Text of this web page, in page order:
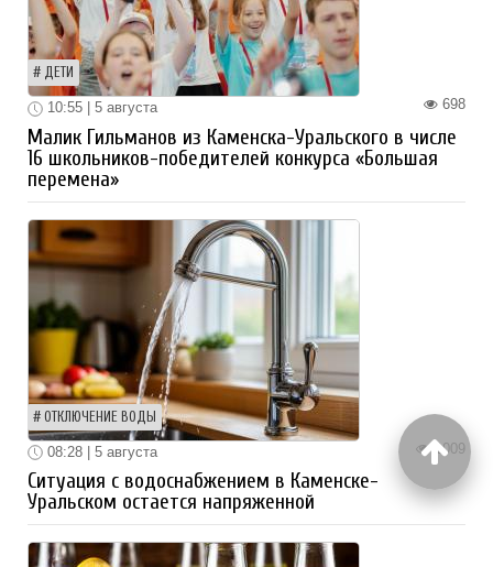
ДЕТИ
698
10:55 | 5 августа
Малик Гильманов из Каменска-Уральского в числе
16 школьников-победителей конкурса «Большая
перемена»
ОТКЛЮЧЕНИЕ ВОДЫ
1009
08:28 | 5 августа
Ситуация с водоснабжением в Каменске-
Уральском остается напряженной